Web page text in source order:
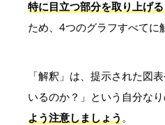
特に目立つ部分を取り上げ
ため、4つのグラフすべてに
「解釈」は、提示された図
いるのか？」という自分なり
よう注意しましょう 。